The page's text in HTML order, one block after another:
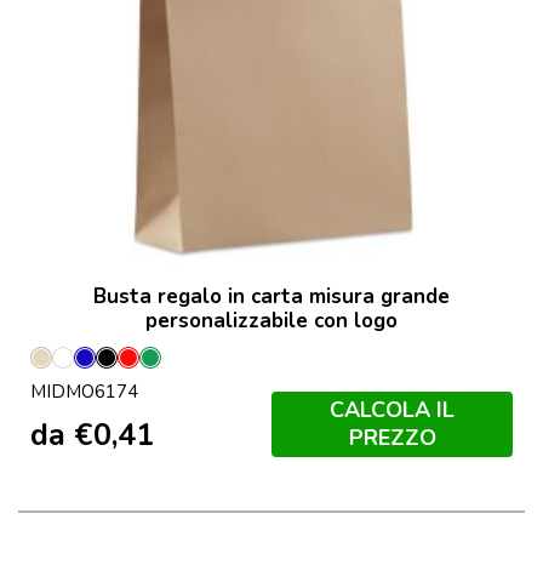
Busta regalo in carta misura grande
personalizzabile con logo
Beige
Bianco
BluNero
RossoVerde
MIDMO6174
da €0,41
CALCOLA IL
PREZZO